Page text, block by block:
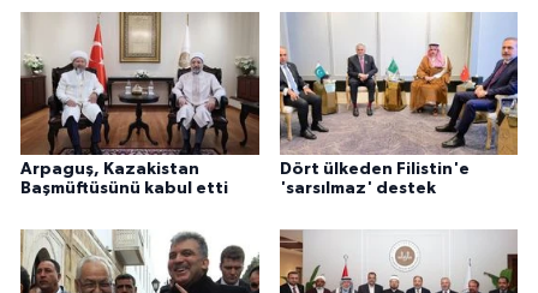
Arpaguş, Kazakistan
Başmüftüsünü kabul etti
Dört ülkeden Filistin'e
'sarsılmaz' destek